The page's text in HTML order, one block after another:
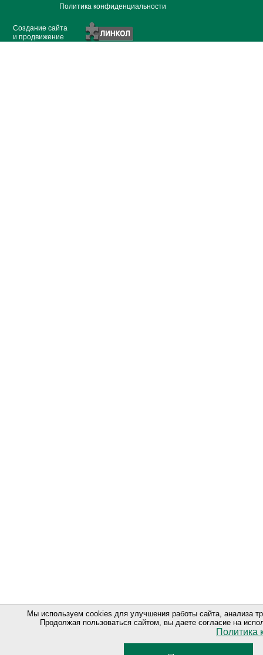
Мы используем cookies для улучшения работы сайта, анализа
Продолжая пользоваться сайтом, вы даете согласие на
Политика
Политика конфиденциальности
Создание сайта
и продвижение